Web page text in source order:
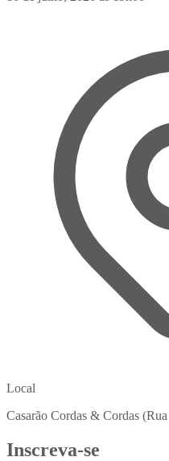
Local
Casarão Cordas & Cordas
Inscreva-se